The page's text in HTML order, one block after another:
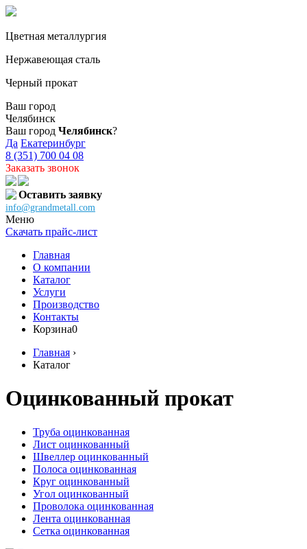
Цветная металлургия
Нержавеющая сталь
Черный прокат
Ваш город
Челябинск
Ваш город Челябинск?
Да Екатеринбург
8 (351) 700 04 08
Заказать звонок
Оставить заявку
info@grandmetall.com
Меню
Скачать прайс-лист
Главная
О компании
Каталог
Услуги
Производство
Контакты
Корзина0
Главная ›
Каталог
Оцинкованный прокат
Труба оцинкованная
Лист оцинкованный
Швеллер оцинкованный
Полоса оцинкованная
Круг оцинкованный
Угол оцинкованный
Проволока оцинкованная
Лента оцинкованная
Сетка оцинкованная